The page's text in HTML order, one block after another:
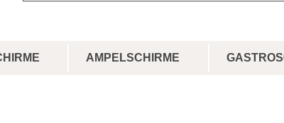
AMPELSCHIRME